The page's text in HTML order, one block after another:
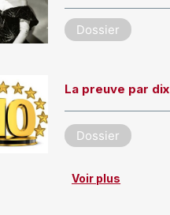
Dossier
La preuve par dix
Dossier
Voir plus